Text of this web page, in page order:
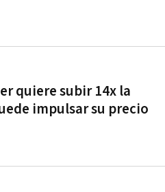
quiere subir 14x la
impulsar su precio